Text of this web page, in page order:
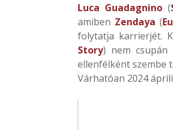
Luca Guadagnino (
amiben Zendaya (
folytatja karrierjét.
Story) nem
ellenfélként szembe
Várhatóan 2024